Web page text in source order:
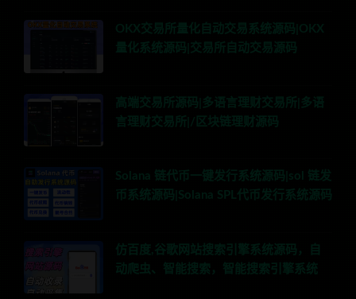
OKX交易所量化自动交易系统源码|OKX
量化系统源码|交易所自动交易源码
高端交易所源码|多语言理财交易所|多语
言理财交易所|/区块链理财源码
Solana 链代币一键发行系统源码|sol 链发
币系统源码|Solana SPL代币发行系统源码
仿百度,谷歌网站搜索引擎系统源码，自
动爬虫、智能搜索，智能搜索引擎系统